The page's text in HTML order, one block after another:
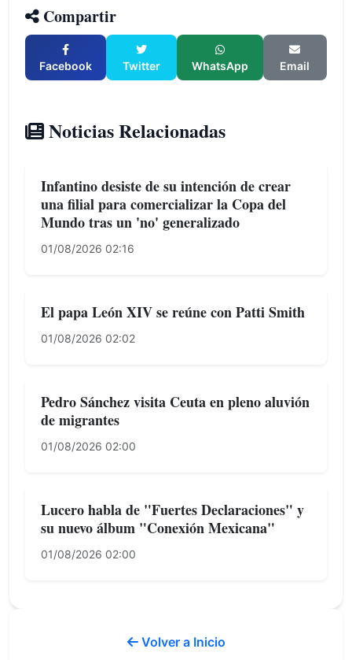
Compartir
Facebook Twitter WhatsApp Email
Noticias Relacionadas
Infantino desiste de su intención de crear
una filial para comercializar la Copa del
Mundo tras un 'no' generalizado
01/08/2026 02:16
El papa León XIV se reúne con Patti Smith
01/08/2026 02:02
Pedro Sánchez visita Ceuta en pleno aluvión
de migrantes
01/08/2026 02:00
Lucero habla de "Fuertes Declaraciones" y
su nuevo álbum "Conexión Mexicana"
01/08/2026 02:00
Volver a Inicio